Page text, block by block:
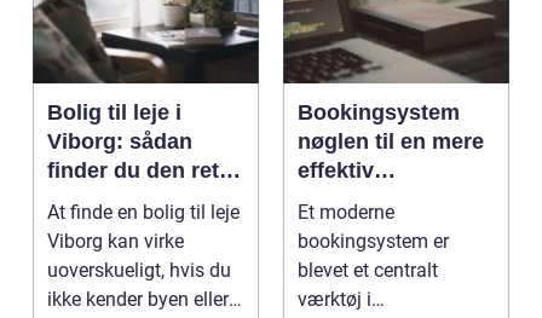
Bolig til leje i
Viborg: sådan
finder du den rette
lejlighed
At finde en bolig til leje
Viborg kan virke
uoverskueligt, hvis du
ikke kender byen eller
Bookingsystem
nøglen til en mere
effektiv
klinikhverdag
Et moderne
bookingsystem er
blevet et centralt
værktøj i